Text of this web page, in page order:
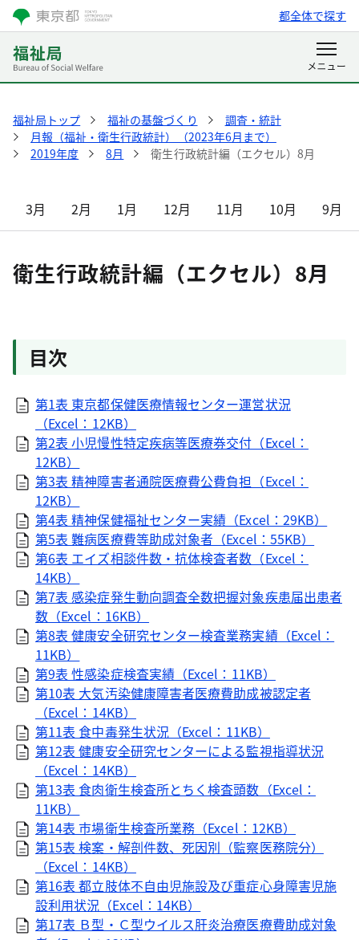
都全体で探す
福祉局トップ 福祉の基盤づくり
調査・統計
月報（福祉・衛生行政統計）（2023年6月まで）
2019年度
8月 衛生行政統計編（エクセル）8月
3月 2月 1月 12月 11月 10月 9月
衛生行政統計編（エクセル）8月
目次
第1表 東京都保健医療情報センター運営状況
（Excel：12KB）
第2表 小児慢性特定疾病等医療券交付（Excel：
12KB）
第3表 精神障害者通院医療費公費負担（Excel：
12KB）
第4表 精神保健福祉センター実績（Excel：29KB）
第5表 難病医療費等助成対象者（Excel：55KB）
第6表 エイズ相談件数・抗体検査者数（Excel：
14KB）
第7表 感染症発生動向調査全数把握対象疾患届出患者
数（Excel：16KB）
第8表 健康安全研究センター検査業務実績（Excel：
11KB）
第9表 性感染症検査実績（Excel：11KB）
第10表 大気汚染健康障害者医療費助成被認定者
（Excel：14KB）
第11表 食中毒発生状況（Excel：11KB）
第12表 健康安全研究センターによる監視指導状況
（Excel：14KB）
第13表 食肉衛生検査所とちく検査頭数（Excel：
11KB）
第14表 市場衛生検査所業務（Excel：12KB）
第15表 検案・解剖件数、死因別（監察医務院分）
（Excel：14KB）
第16表 都立肢体不自由児施設及び重症心身障害児施
設利用状況（Excel：14KB）
第17表 Ｂ型・Ｃ型ウイルス肝炎治療医療費助成対象